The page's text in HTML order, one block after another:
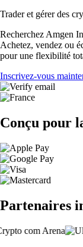
Trader et gérer des
Recherchez Amgen
Achetez, vendez ou
pour une flexibilité
Inscrivez-vous
Conçu pour
Partenaires